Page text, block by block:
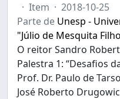
· Item · 2018-10-25
Parte de Unesp -
"Júlio de Mesquita
O reitor Sandro
Palestra 1: “Desafios
Prof. Dr. Paulo de
José Roberto